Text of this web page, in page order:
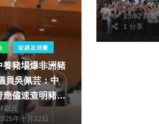
財經及消費
養豬場爆非洲豬
應儘速查明豬肉
場狀況
獻元
年十月22日
2026年六
1,692 觀看
1 分享